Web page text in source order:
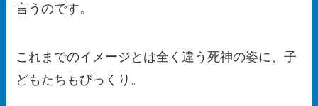
言うのです。
これまでのイメージとは全く違う死神の姿に、子
どもたちもびっくり。